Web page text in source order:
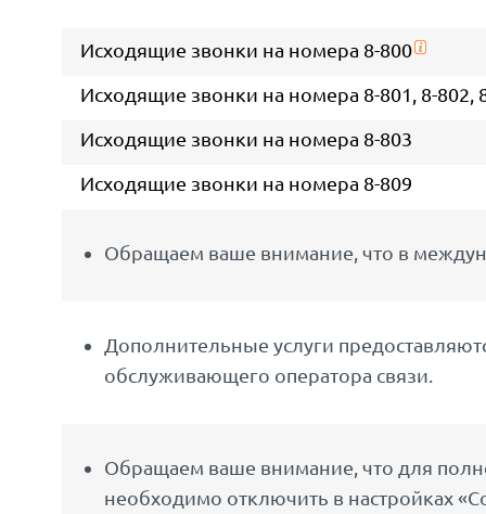
Исходящие звонки на номера 8-800
Исходящие звонки на номера 8-801, 8-802,
Исходящие звонки на номера 8-803
Исходящие звонки на номера 8-809
Обращаем ваше внимание, что в
Дополнительные услуги
обслуживающего оператора связи.
Обращаем ваше внимание, что для
необходимо отключить в настройках